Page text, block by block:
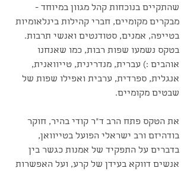
שהתקיים בנוכחות קהל מגוון במיוחד -
מבקרים מקומיים, חברי קהילות בינלאומיות
בטייפה, אמנים, סטודנטים ואנשי תרבות.
בטקס נשמעו שפות רבות, כמו שאנחנו
אוהבים :) עברית, מנדרינית, טייוואנית,
אנגלית, ספרדית, ערבית ואפילו שפות של
שבטים מקומיים.
את הטקס פתח הרב ד"ר קודי בהיר, חוקר
בודהיזם ורב ישראלי הפועל בטייוואן,
בדברים על התפקיד של אמנות כגשר בין
אנשים דווקא בעידן של קרע, ועל האפשרות